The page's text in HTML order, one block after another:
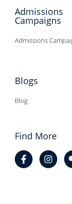
Admissions
Campaigns
Admissions
Blogs
Blog
Find More